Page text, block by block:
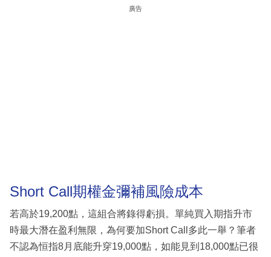
廣告
Short Call期權金彌補風險成本
若高於19,200點，這組合將錄得虧損。單純買入期指升市
時最大潛在盈利無限，為何要加Short Call多此一舉？筆者
不認為恒指8月底能升穿19,000點，如能見到18,000點已很